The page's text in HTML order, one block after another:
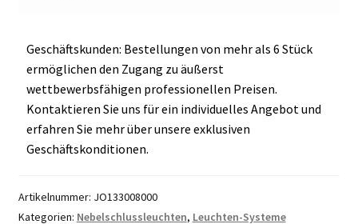
Geschäftskunden: Bestellungen von mehr als 6 Stück
ermöglichen den Zugang zu äußerst
wettbewerbsfähigen professionellen Preisen.
Kontaktieren Sie uns für ein individuelles Angebot und
erfahren Sie mehr über unsere exklusiven
Geschäftskonditionen.
Artikelnummer: JO133008000
Kategorien: Nebelschlussleuchten, Leuchten-Systeme